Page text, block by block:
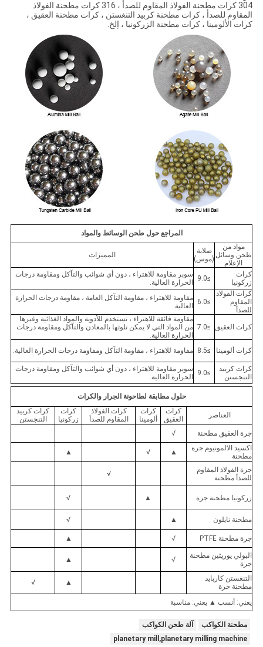
304 كرات مطحنة الفولاذ المقاوم للصدأ ، 316 كرات مطحنة الفولاذ
المقاوم للصدأ ، كرات مطحنة كربيد التنغستن ، كرات مطحنة العقيق ،
كرات الألومينا ، كرات مطحنة الزركونيا ، إلخ.
المراجع حول طحن الوسائط والمواد
مواد من
طحن وسائل
الإعلام
صلابة
(موس)
المميزات
كرات
زركونيا
≥9.0
سوبر مقاومة للاهتراء ، دون أي شوائب والتآكل ومقاومة درجات
الحرارة العالية.
كرات الفولاذ
المقاوم
للصدأ
≥6.0
مقاومة للاهتراء ، مقاومة التآكل العامة ، مقاومة درجات الحرارة
العالية.
كرات العقيق ≥7.0
مقاومة فائقة للاهتراء ، تستخدم للأدوية والمواد الغذائية وغيرها
من المواد التي لا يمكن تلوثها بالمعادن والتآكل ومقاومة درجات
الحرارة العالية.
كرات ألومينا
≥8.5 مقاومة للاهتراء ، مقاومة التآكل ومقاومة درجات الحرارة العالية.
كرات كربيد
التنجستن
≥9.0
سوبر مقاومة للاهتراء ، دون أي شوائب والتآكل ومقاومة درجات
الحرارة العالية.
حلول مطابقة لطاحونة الجرار والكرات
العناصر
كرات
العقيق
كرات
ألومينا
كرات الفولاذ
المقاوم للصدأ
كرات
زركونيا
كرات كربيد
التنجستن
جرة العقيق مطحنة
√
اكسيد الالمونيوم جرة
مطحنة
▲
√
▲
جرة الفولاذ المقاوم
للصدأ مطحنة
√
زركونيا مطحنة جرة ▲
√
مطحنة نايلون ▲
√
جرة مطحنة PTFE √
▲
البولي يوريثين مطحنة
جرة
√
▲
التنغستن كاربايد
مطحنة جرة
▲
√
يعني: أنسب ▲ يعني: مناسبة
مطحنة الكواكب
آلة طحن الكواكب
planetary mill,planetary milling machine